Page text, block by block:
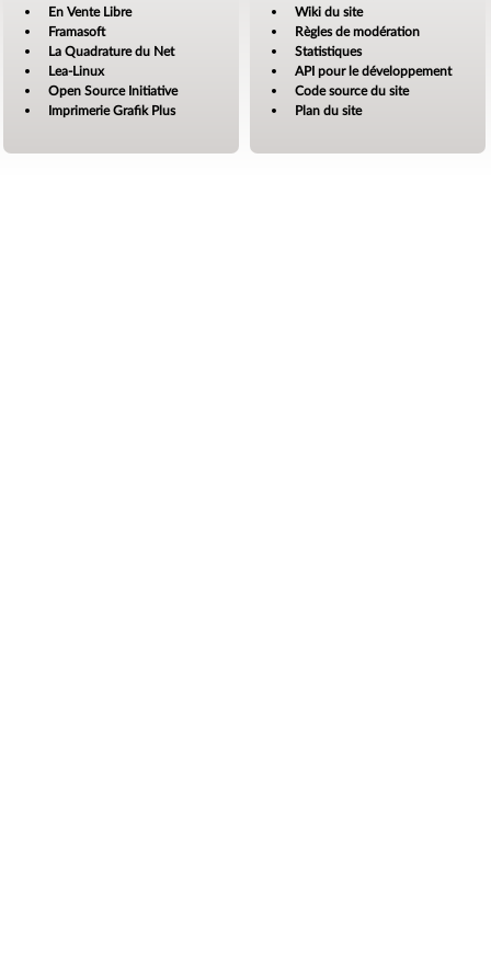
En Vente Libre
Framasoft
La Quadrature du Net
Lea-Linux
Open Source Initiative
Imprimerie Grafik Plus
Wiki du site
Règles de modération
Statistiques
API pour le développement
Code source du site
Plan du site